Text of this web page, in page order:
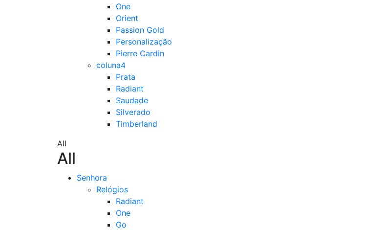
One
Orient
Passion Gold
Personalização
Pierre Cardin
coluna4
Prata
Radiant
Saudade
Silverado
Timberland
All
All
Senhora
Relógios
Radiant
One
Go